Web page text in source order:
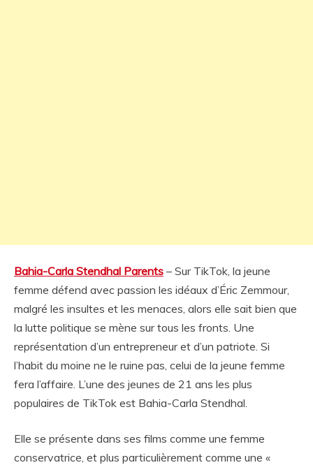
Bahia-Carla Stendhal Parents – Sur TikTok, la jeune
femme défend avec passion les idéaux d’Éric Zemmour,
malgré les insultes et les menaces, alors elle sait bien que
la lutte politique se mène sur tous les fronts. Une
représentation d’un entrepreneur et d’un patriote. Si
l’habit du moine ne le ruine pas, celui de la jeune femme
fera l’affaire. L’une des jeunes de 21 ans les plus
populaires de TikTok est Bahia-Carla Stendhal.
Elle se présente dans ses films comme une femme
conservatrice, et plus particulièrement comme une «